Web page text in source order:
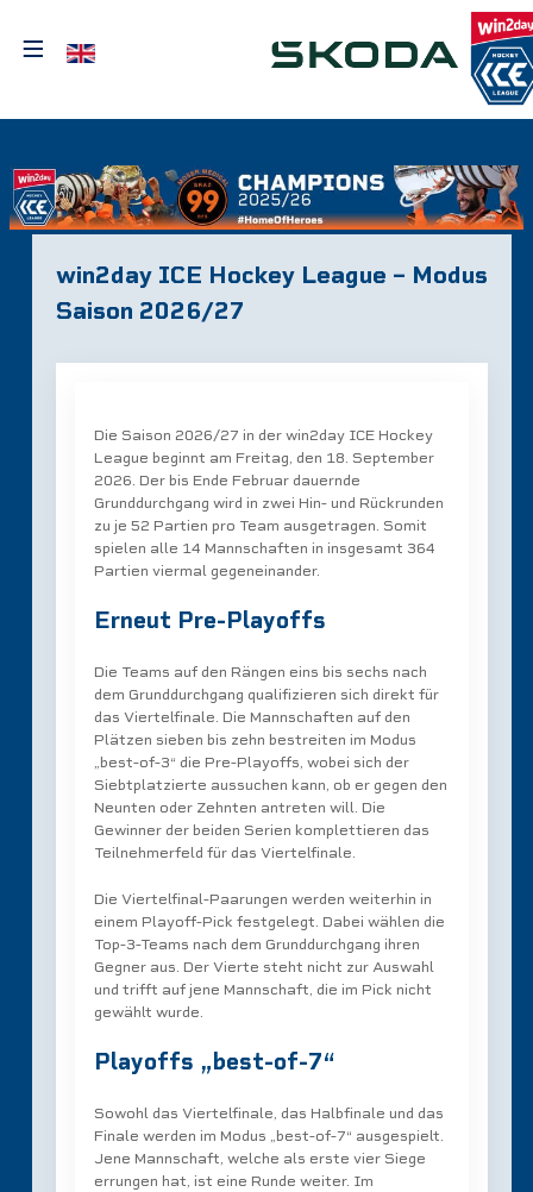
≡ Sprache auswählen
win2day ICE Hockey League – Modus
Saison 2026/27
Die Saison 2026/27 in der win2day ICE Hockey
League beginnt am Freitag, den 18. September
2026. Der bis Ende Februar dauernde
Grunddurchgang wird in zwei Hin- und Rückrunden
zu je 52 Partien pro Team ausgetragen. Somit
spielen alle 14 Mannschaften in insgesamt 364
Partien viermal gegeneinander.
Erneut Pre-Playoffs
Die Teams auf den Rängen eins bis sechs nach
dem Grunddurchgang qualifizieren sich direkt für
das Viertelfinale. Die Mannschaften auf den
Plätzen sieben bis zehn bestreiten im Modus
„best-of-3“ die Pre-Playoffs, wobei sich der
Siebtplatzierte aussuchen kann, ob er gegen den
Neunten oder Zehnten antreten will. Die
Gewinner der beiden Serien komplettieren das
Teilnehmerfeld für das Viertelfinale.
Die Viertelfinal-Paarungen werden weiterhin in
einem Playoff-Pick festgelegt. Dabei wählen die
Top-3-Teams nach dem Grunddurchgang ihren
Gegner aus. Der Vierte steht nicht zur Auswahl
und trifft auf jene Mannschaft, die im Pick nicht
gewählt wurde.
Playoffs „best-of-7“
Sowohl das Viertelfinale, das Halbfinale und das
Finale werden im Modus „best-of-7“ ausgespielt.
Jene Mannschaft, welche als erste vier Siege
errungen hat, ist eine Runde weiter. Im